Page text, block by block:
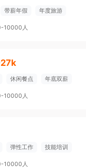
带薪年假 年度旅游
10000人
休闲餐点 年底双薪
10000人
弹性工作 技能培训
10000人